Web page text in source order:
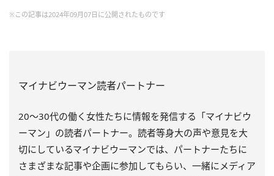
※この記事は2024年09月07日に公開されたものです
マイナビウーマン読者パートナー
20～30代の働く女性たちに情報を発信する「マイナビウ
ーマン」の読者パートナー。読者等身大の声や意見を大
切にしているマイナビウーマンでは、パートナーたちに
さまざまな記事や企画に参加してもらい、一緒にメディア